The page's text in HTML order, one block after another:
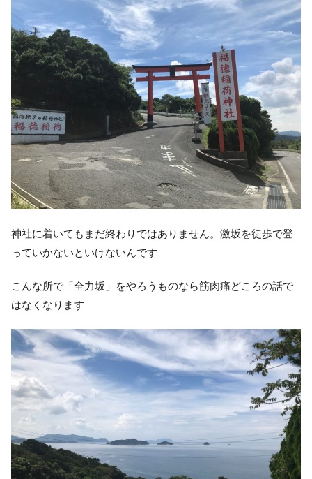
神社に着いてもまだ終わりではありません。激坂を徒歩で登
っていかないといけないんです
こんな所で「全力坂」をやろうものなら筋肉痛どころの話で
はなくなります